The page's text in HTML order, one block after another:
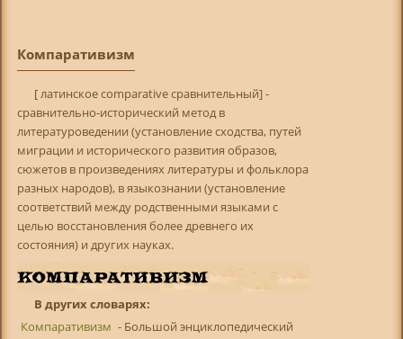
Компаративизм
[ латинское comparative сравнительный] -
сравнительно-исторический метод в
литературоведении (установление сходства, путей
миграции и исторического развития образов,
сюжетов в произведениях литературы и фольклора
разных народов), в языкознании (установление
соответствий между родственными языками с
целью восстановления более древнего их
состояния) и других науках.
В других словарях:
Компаративизм - Большой энциклопедический